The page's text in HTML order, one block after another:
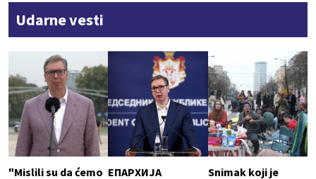
Udarne vesti
"Mislili su da ćemo ЕПАРХИЈА
Snimak koji je